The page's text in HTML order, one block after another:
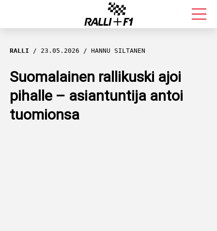
FORMULA 1
RALLI
KALLE ROVANPERÄ
VALTTERI BOTTAS
RALLI 23.05.2026 HANNU SILTANEN
Suomalainen rallikuski ajoi
pihalle – asiantuntija antoi
tuomionsa